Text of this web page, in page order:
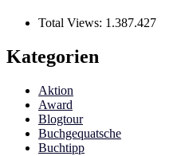
Total Views: 1.387.427
Kategorien
Aktion
Award
Blogtour
Buchgequatsche
Buchtipp